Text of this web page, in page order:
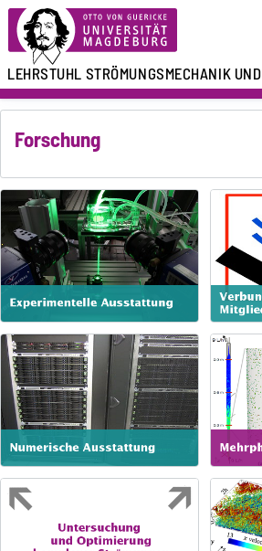
LEHRSTUHLSTRÖMUNGSMECHANIK UND
Forschung